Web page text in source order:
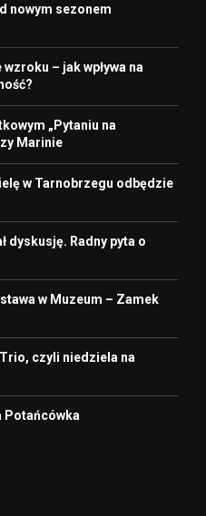
nowym sezonem
– jak wpływa na
„Pytaniu na
Marinie
w Tarnobrzegu odbędzie
dyskusję. Radny pyta o
w Muzeum – Zamek
czyli niedziela na
Potańcówka